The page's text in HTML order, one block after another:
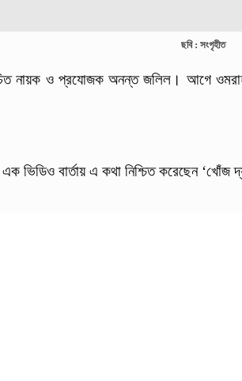
ছবি : সংগৃহীত
নায়ক ও প্রযোজক অনন্ত জলিল। আগে
ভিডিও বার্তায় এ কথা নিশ্চিত করেছেন ‘খোঁজ